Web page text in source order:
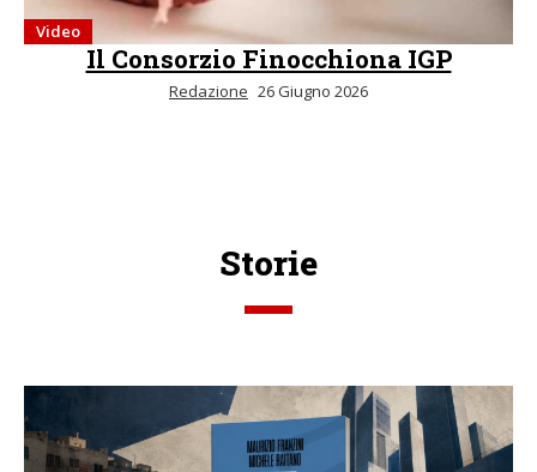
Video
Il Consorzio Finocchiona IGP
Redazione 26 Giugno 2026
Storie